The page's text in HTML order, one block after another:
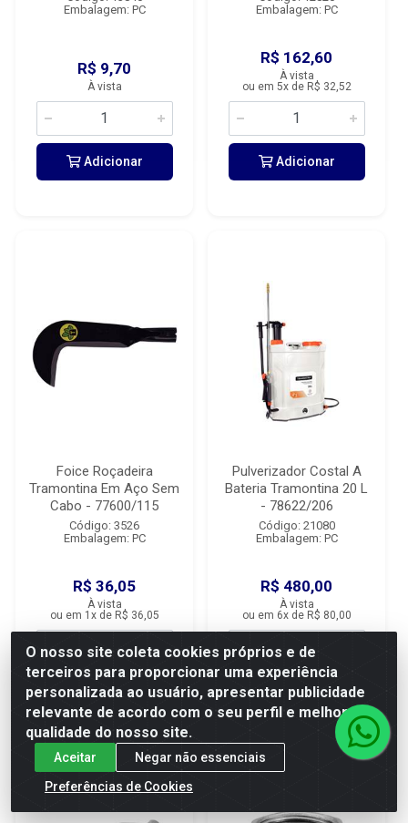
Embalagem: PC
R$ 9,70
À vista
Adicionar
Embalagem: PC
R$ 162,60
À vista
ou em 5x de R$ 32,52
Adicionar
Foice Roçadeira
Tramontina Em Aço Sem
Cabo - 77600/115
Código: 3526
Embalagem: PC
R$ 36,05
À vista
ou em 1x de R$ 36,05
Adicionar
Pulverizador Costal A
Bateria Tramontina 20 L
- 78622/206
Código: 21080
Embalagem: PC
R$ 480,00
À vista
ou em 6x de R$ 80,00
Adicionar
O nosso site coleta cookies próprios e de
terceiros para proporcionar uma experiência
personalizada ao usuário, apresentar publicidade
relevante de acordo com o seu perfil e melhorar a
qualidade do nosso site.
Aceitar
Negar não essenciais
Preferências de Cookies